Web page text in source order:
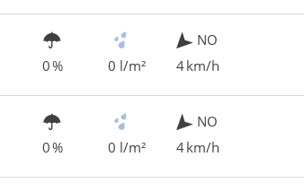
0 % 0 l/m²
NO
4 km/h
0 % 0 l/m²
NO
4 km/h